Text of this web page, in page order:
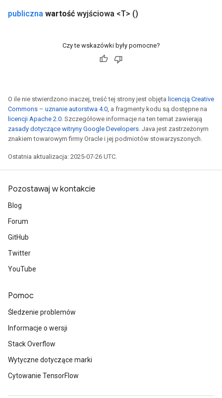
publiczna wartość wyjściowa <T> ()
Czy te wskazówki były pomocne?
O ile nie stwierdzono inaczej, treść tej strony jest objęta licencją Creative
Commons – uznanie autorstwa 4.0, a fragmenty kodu są dostępne na
licencji Apache 2.0. Szczegółowe informacje na ten temat zawierają
zasady dotyczące witryny Google Developers. Java jest zastrzeżonym
znakiem towarowym firmy Oracle i jej podmiotów stowarzyszonych.
Ostatnia aktualizacja: 2025-07-26 UTC.
Pozostawaj w kontakcie
Blog
Forum
GitHub
Twitter
YouTube
Pomoc
Śledzenie problemów
Informacje o wersji
Stack Overflow
Wytyczne dotyczące marki
Cytowanie TensorFlow